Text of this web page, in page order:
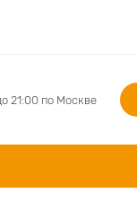
21:00 по Москве